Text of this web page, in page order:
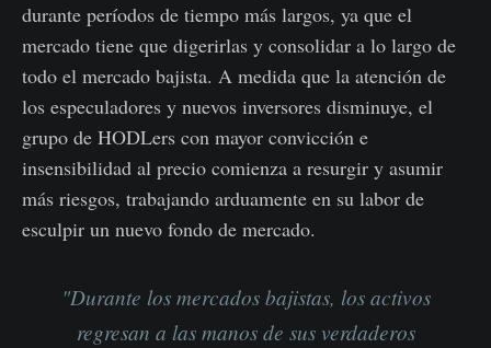
durante períodos de tiempo más largos, ya que el
mercado tiene que digerirlas y consolidar a lo largo de
todo el mercado bajista. A medida que la atención de
los especuladores y nuevos inversores disminuye, el
grupo de HODLers con mayor convicción e
insensibilidad al precio comienza a resurgir y asumir
más riesgos, trabajando arduamente en su labor de
esculpir un nuevo fondo de mercado.
"Durante los mercados bajistas, los activos
regresan a las manos de sus verdaderos